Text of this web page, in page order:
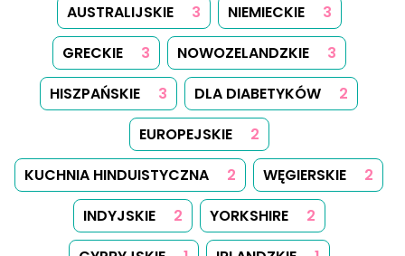
PRZYPRAWY
LETNIE
1
PODWIECZOREK
1 TUNEZYJSKIE
1
TURECKIE
1
Obserwuj nas